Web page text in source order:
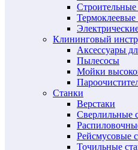
Клининговый
Аксессуары
Пылесосы
Мойки
Станки
Верстаки
Сверлильные
Рейсмусовые
Точильные